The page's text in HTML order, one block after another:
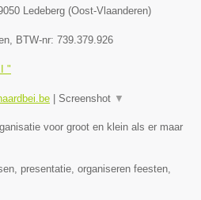
Ledeberg (Oost-Vlaanderen)
, BTW-nr: 739.379.926
"
Screenshot ▼
voor groot en klein als er maar
presentatie, organiseren feesten,